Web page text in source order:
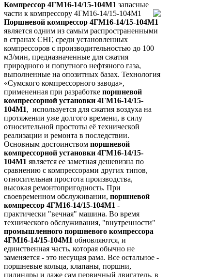
Компрессор 4ГМ16-14/15-104М1 запасные
части к компрессору 4ГМ16-14/15-104М1
Поршневой компрессор 4ГМ16-14/15-104М1
является одним из самым распространенными
в странах СНГ, среди установленных
компрессоров с производительностью до 100
м3/мин, предназначенные для сжатия
природного и попутного нефтяного газа,
выполненные на опозитных базах. Технология
«Сумского компрессорного завода»,
примененная при разработке поршневой
компрессорной установки 4ГМ16-14/15-
104М1, используется для сжатия воздуха на
протяжении уже долгого времени, в силу
относительной простоты её технической
реализации и ремонта в последствии.
Основным достоинством поршневой
компрессорной установки 4ГМ16-14/15-
104М1 является ее заметная дешевизна по
сравнению с компрессорами других типов,
относительная простота производства,
высокая ремонтопригодность. При
своевременном обслуживании, поршневой
компрессор 4ГМ16-14/15-104М1 -
практически "вечная" машина. Во время
технического обслуживания, "внутренности"
промышленного поршневого компрессора
4ГМ16-14/15-104М1 обновляются, и
единственная часть, которая обычно не
заменяется - это несущая рама. Все остальное -
поршневые кольца, клапаны, поршни,
цилиндры и даже сам первичный двигатель, в